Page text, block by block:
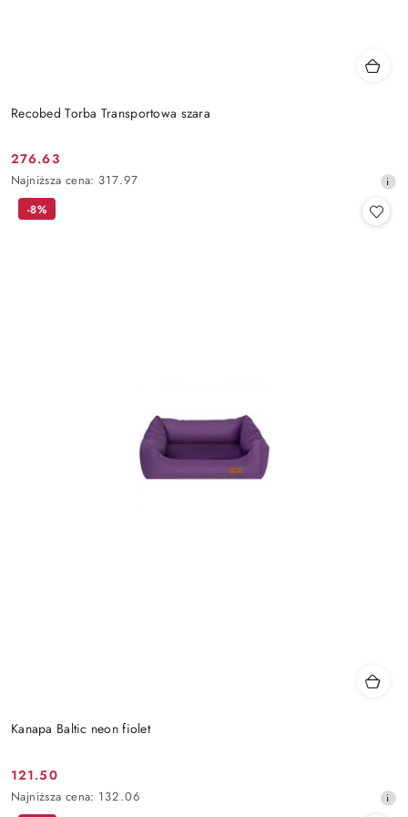
Recobed Torba Transportowa szara
Cena
promocyjna:
276.63
Najniższa
cena
Najniższa cena: 317.97
Kanapa Baltic neon fiolet
Cena
promocyjna:
121.50
Najniższa
cena
Najniższa cena: 132.06
-8%